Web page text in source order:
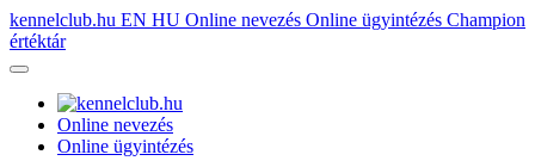
kennelclub.hu EN HU Online nevezés Online ügyintézés Champion
értéktár
Online nevezés
Online ügyintézés